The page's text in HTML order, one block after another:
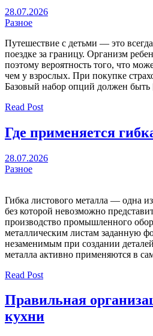
28.07.2026
Разное
Путешествие с детьми — это
поездке за границу. Организм
поэтому вероятность того, что
чем у взрослых. При покупке
Базовый набор опций должен
Read Post
Где применяется
28.07.2026
Разное
Гибка листового металла — одна
без которой невозможно
производство промышленного
металлическим листам заданную
незаменимым при создании
металла активно применяются в
Read Post
Правильная
кухни